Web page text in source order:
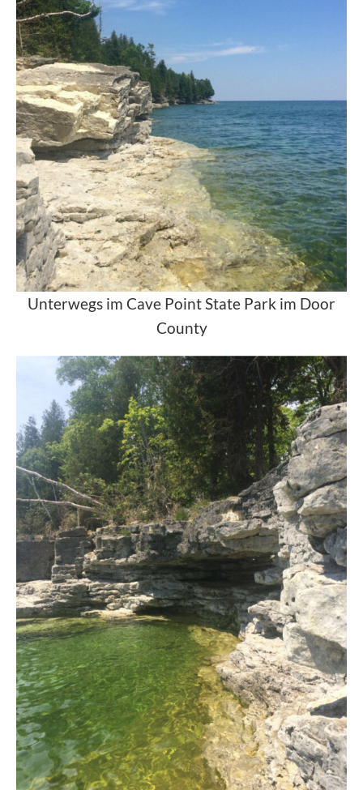
Unterwegs im Cave Point State Park im Door
County